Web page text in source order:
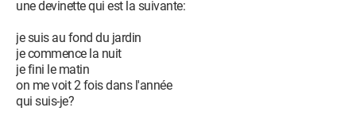
une devinette qui est la suivante:
je suis au fond du jardin
je commence la nuit
je fini le matin
on me voit 2 fois dans l'année
qui suis-je?